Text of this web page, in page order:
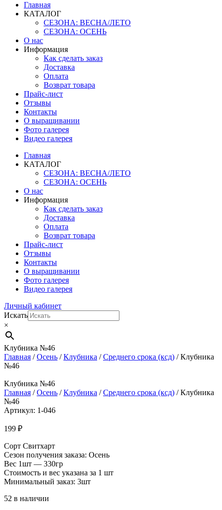
Главная
КАТАЛОГ
СЕЗОНА: ВЕСНА/ЛЕТО
СЕЗОНА: ОСЕНЬ
О нас
Информация
Как сделать заказ
Доставка
Оплата
Возврат товара
Прайс-лист
Отзывы
Контакты
О выращивании
Фото галерея
Видео галерея
Главная
КАТАЛОГ
СЕЗОНА: ВЕСНА/ЛЕТО
СЕЗОНА: ОСЕНЬ
О нас
Информация
Как сделать заказ
Доставка
Оплата
Возврат товара
Прайс-лист
Отзывы
Контакты
О выращивании
Фото галерея
Видео галерея
Личный кабинет
Искать
×
Клубника №46
Главная /Осень /Клубника /Среднего срока (ксд) / Клубника
№46
Клубника №46
Главная /Осень /Клубника /Среднего срока (ксд) / Клубника
№46
Артикул: 1-046
199 ₽
Сорт Свитхарт
Сезон получения заказа: Осень
Вес 1шт — 330гр
Стоимость и вес указана за 1 шт
Минимальный заказ: 3шт
52 в наличии